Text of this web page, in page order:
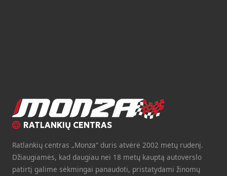
RATLANKIŲ CENTRAS
Ratlankių centras „Monza“ duris atvėrė 2002 metų rudenį.
Džiaugiamės, kad daugiau nei 18 metų kauptą autoverslo
patirtį galime sėkmingai panaudoti, pristatydami žinomų